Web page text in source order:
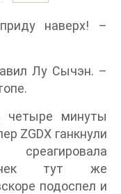
наверх! –
Лу Сычэн. –
четыре минуты
ZGDX ганкнули
тут же
подоспел и